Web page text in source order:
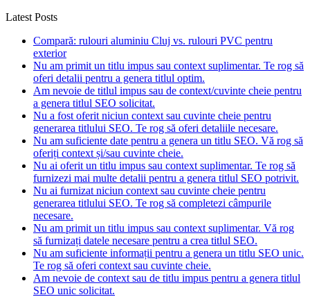
Latest Posts
Compară: rulouri aluminiu Cluj vs. rulouri PVC pentru
exterior
Nu am primit un titlu impus sau context suplimentar. Te rog să
oferi detalii pentru a genera titlul optim.
Am nevoie de titlul impus sau de context/cuvinte cheie pentru
a genera titlul SEO solicitat.
Nu a fost oferit niciun context sau cuvinte cheie pentru
generarea titlului SEO. Te rog să oferi detaliile necesare.
Nu am suficiente date pentru a genera un titlu SEO. Vă rog să
oferiți context și/sau cuvinte cheie.
Nu ai oferit un titlu impus sau context suplimentar. Te rog să
furnizezi mai multe detalii pentru a genera titlul SEO potrivit.
Nu ai furnizat niciun context sau cuvinte cheie pentru
generarea titlului SEO. Te rog să completezi câmpurile
necesare.
Nu am primit un titlu impus sau context suplimentar. Vă rog
să furnizați datele necesare pentru a crea titlul SEO.
Nu am suficiente informații pentru a genera un titlu SEO unic.
Te rog să oferi context sau cuvinte cheie.
Am nevoie de context sau de titlu impus pentru a genera titlul
SEO unic solicitat.